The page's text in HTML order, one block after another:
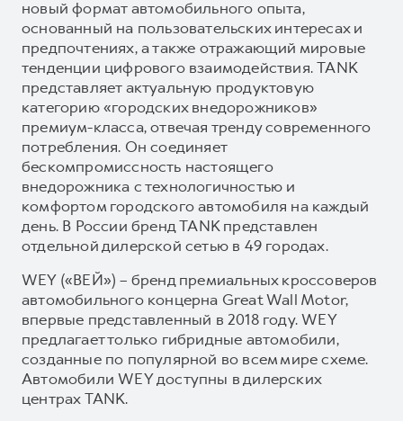
новый формат автомобильного опыта,
основанный на пользовательских интересах и
предпочтениях, а также отражающий мировые
тенденции цифрового взаимодействия. TANK
представляет актуальную продуктовую
категорию «городских внедорожников»
премиум-класса, отвечая тренду современного
потребления. Он соединяет
бескомпромиссность настоящего
внедорожника с технологичностью и
комфортом городского автомобиля на каждый
день. В России бренд TANK представлен
отдельной дилерской сетью в 49 городах.
WEY («ВЕЙ») – бренд премиальных кроссоверов
автомобильного концерна Great Wall Motor,
впервые представленный в 2018 году. WEY
предлагает только гибридные автомобили,
созданные по популярной во всем мире схеме.
Автомобили WEY доступны в дилерских
центрах TANK.